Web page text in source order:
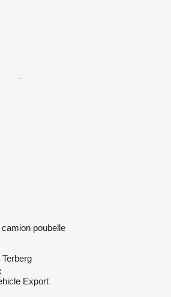
poubelle
Terberg
Export